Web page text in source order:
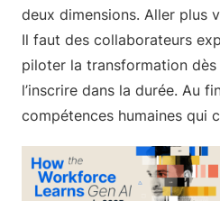
deux dimensions. Aller plus
Il faut des collaborateurs
piloter la transformation
l’inscrire dans la durée. Au
compétences humaines qui